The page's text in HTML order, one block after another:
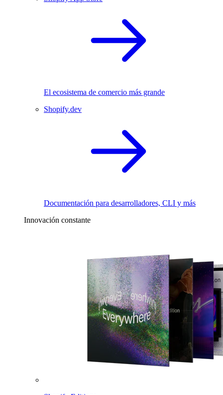
El ecosistema de comercio más grande
Shopify.dev
Documentación para desarrolladores, CLI y más
Innovación constante